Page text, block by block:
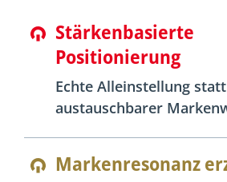
Stärkenbasierte
Positionierung
Echte Alleinstellung statt
austauschbarer
Markenresonanz